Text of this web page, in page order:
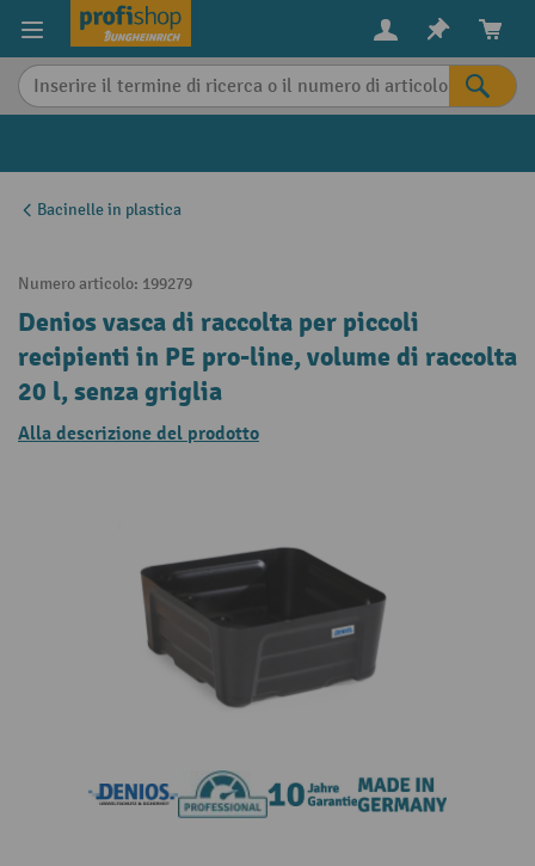
content
Bacinelle in plastica
Numero articolo: 199279
Denios vasca di raccolta per piccoli
recipienti in PE pro-line, volume di raccolta
20 l, senza griglia
Alla descrizione del prodotto